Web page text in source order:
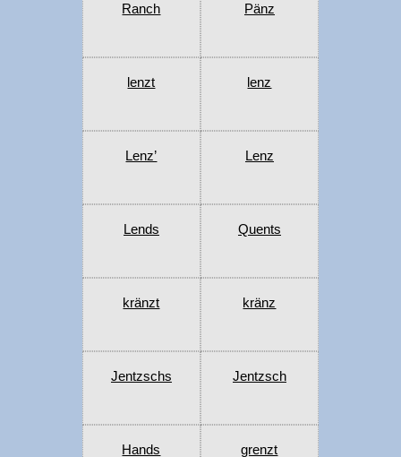
Ranch Pänz
lenzt lenz
Lenz’ Lenz
Lends Quents
kränzt kränz
Jentzschs Jentzsch
Hands grenzt